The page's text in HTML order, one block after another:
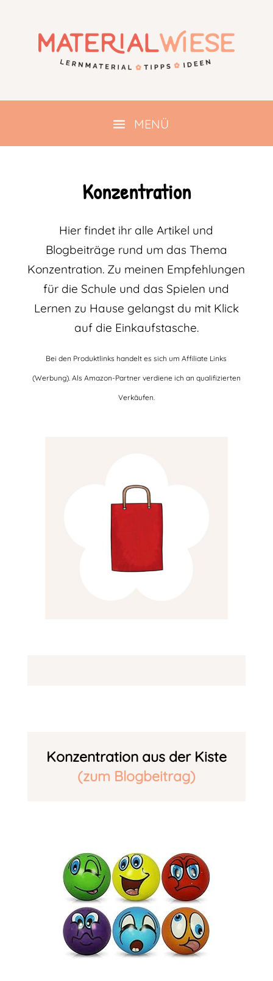
Konzentration
Hier findet ihr alle Artikel und
Blogbeiträge rund um das Thema
Konzentration. Zu meinen Empfehlungen
für die Schule und das Spielen und
Lernen zu Hause gelangst du mit Klick
auf die Einkaufstasche.
Bei den Produktlinks handelt es sich um Affiliate Links
(Werbung). Als Amazon-Partner verdiene ich an qualifizierten
Verkäufen.
Konzentration aus der Kiste
(zum Blogbeitrag)